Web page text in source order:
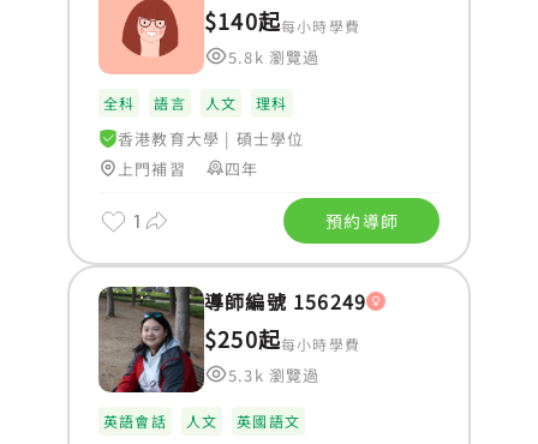
$140起每小時學費
5.8k 瀏覽過
全科 語言 人文 理科
香港教育大學 | 碩士學位
上門補習
四年
1 預約導師
導師編號 156249
$250起每小時學費
5.3k 瀏覽過
英語會話 人文 英國語文